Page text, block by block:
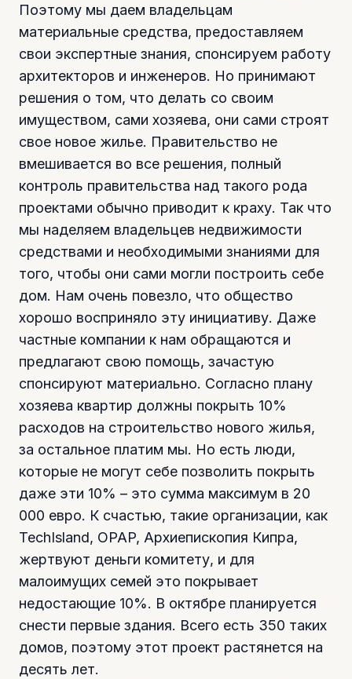
Поэтому мы даем владельцам
материальные средства, предоставляем
свои экспертные знания, спонсируем работу
архитекторов и инженеров. Но принимают
решения о том, что делать со своим
имуществом, сами хозяева, они сами строят
свое новое жилье. Правительство не
вмешивается во все решения, полный
контроль правительства над такого рода
проектами обычно приводит к краху. Так что
мы наделяем владельцев недвижимости
средствами и необходимыми знаниями для
того, чтобы они сами могли построить себе
дом. Нам очень повезло, что общество
хорошо восприняло эту инициативу. Даже
частные компании к нам обращаются и
предлагают свою помощь, зачастую
спонсируют материально. Согласно плану
хозяева квартир должны покрыть 10%
расходов на строительство нового жилья,
за остальное платим мы. Но есть люди,
которые не могут себе позволить покрыть
даже эти 10% – это сумма максимум в 20
000 евро. К счастью, такие организации, как
TechIsland, OPAP, Архиепископия Кипра,
жертвуют деньги комитету, и для
малоимущих семей это покрывает
недостающие 10%. В октябре планируется
снести первые здания. Всего есть 350 таких
домов, поэтому этот проект растянется на
десять лет.